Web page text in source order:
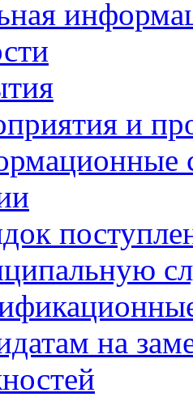
и
на